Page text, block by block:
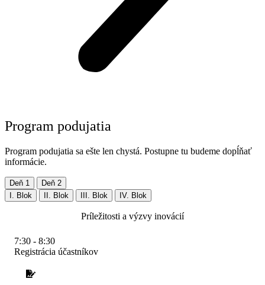
Program podujatia
Program podujatia sa ešte len chystá. Postupne tu budeme dopĺňať
informácie.
Deň 1
Deň 2
I. Blok
II. Blok III. Blok IV. Blok
Príležitosti a výzvy inovácií
7:30 - 8:30
Registrácia účastníkov